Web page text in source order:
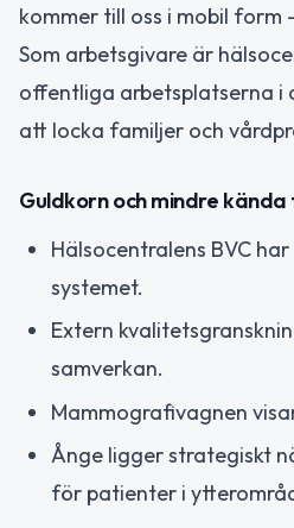
kommer till oss i mobil
Som arbetsgivare är
offentliga arbetsplatserna i
att locka familjer och
Guldkorn och mindre
Hälsocentralens BVC
systemet.
Extern
samverkan.
Mammografivagnen
Ånge ligger strategiskt
för patienter i